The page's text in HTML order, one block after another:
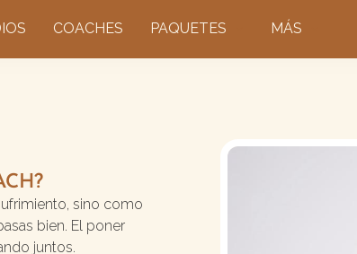
COACHES PAQUETES MÁS
sino como
bien. El poner
juntos.